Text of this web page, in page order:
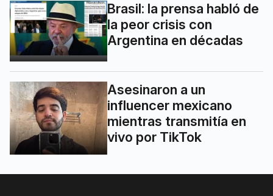
Brasil: la prensa habló de
la peor crisis con
Argentina en décadas
Asesinaron a un
influencer mexicano
mientras transmitía en
vivo por TikTok